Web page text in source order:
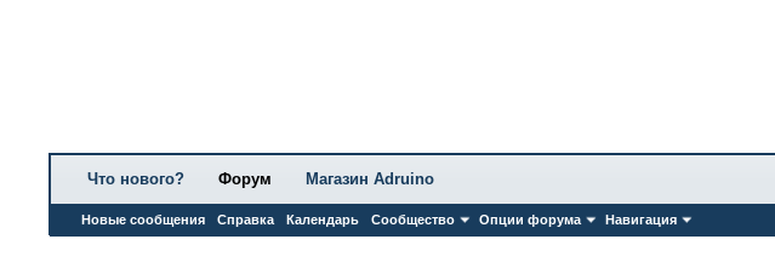
Что нового? Форум
Новые сообщения Справка Календарь Сообщество Опции форума Навигация
Магазин Adruino